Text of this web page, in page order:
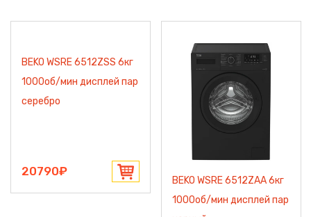
BEKO WSRE 6512ZSS 6кг
1000об/мин дисплей пар
серебро
20790₽
BEKO WSRE 6512ZAA 6кг
1000об/мин дисплей пар